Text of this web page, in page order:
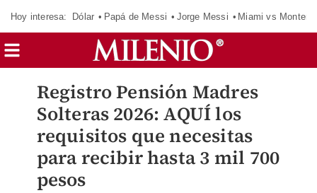
Hoy interesa: Dólar Papá de Messi Jorge Messi Miami vs
Registro Pensión Madres
Solteras 2026: AQUÍ los
requisitos que necesitas
para recibir hasta 3 mil 700
pesos